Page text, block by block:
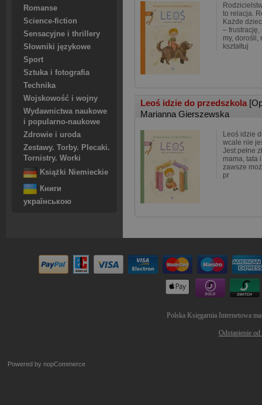
Romanse
Science-fiction
Sensacyjne i thrillery
Słowniki językowe
Sport
Sztuka i fotografia
Technika
Wojskowość i wojny
Wydawnictwa naukowe
i popularno-naukowe
Zdrowie i uroda
Zestawy. Torby. Plecaki.
Tornistry. Worki
Książki Niemieckie
Книги
українською
to relacja.
Każde
– frustrację,
my, dorośli,
kształtuj
Leoś idzie do przedszkola
Marianna Gierszewska
Leoś idzie
wcale nie
Jest pełne
mama, tata
zawsze
pr
Polska Księgarnia Internetowa
Odstąpienie
Powered by nopCommerce